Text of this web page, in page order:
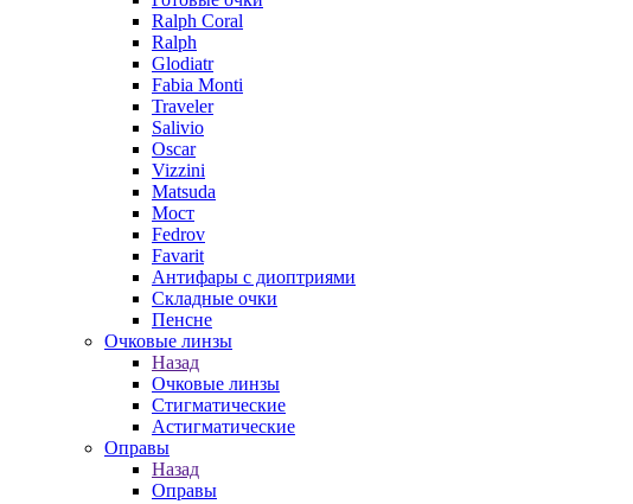
Ralph Coral
Ralph
Glodiatr
Fabia Monti
Traveler
Salivio
Oscar
Vizzini
Matsuda
Мост
Fedrov
Favarit
Антифары с диоптриями
Складные очки
Пенсне
Очковые линзы
Назад
Очковые линзы
Стигматические
Астигматические
Оправы
Назад
Оправы